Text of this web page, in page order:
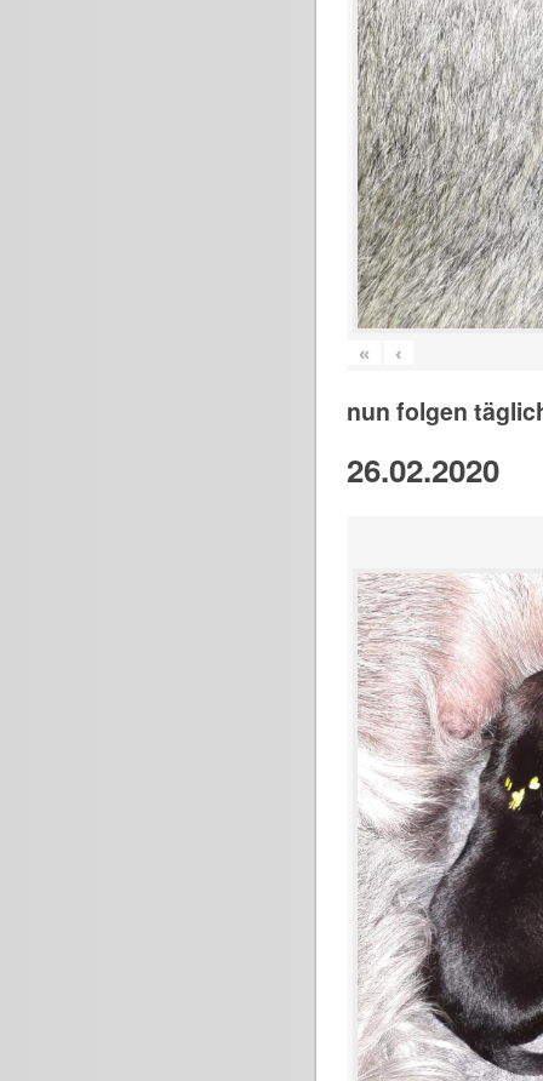
« ‹
nun folgen
26.02.2020